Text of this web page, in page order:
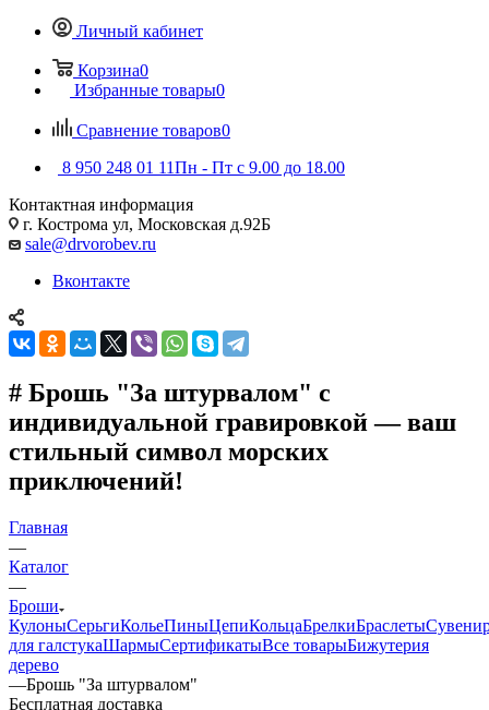
Личный кабинет
Корзина0
Избранные товары0
Сравнение товаров0
8 950 248 01 11Пн - Пт с 9.00 до 18.00
Контактная информация
г. Кострома ул, Московская д.92Б
sale@drvorobev.ru
Вконтакте
# Брошь "За штурвалом" с
индивидуальной гравировкой — ваш
стильный символ морских
приключений!
Главная
—
Каталог
—
Броши
КулоныСерьгиКольеПиныЦепиКольцаБрелкиБраслеты
для галстукаШармыСертификатыВсе товарыБижутерия
дерево
—Брошь "За штурвалом"
Бесплатная доставка